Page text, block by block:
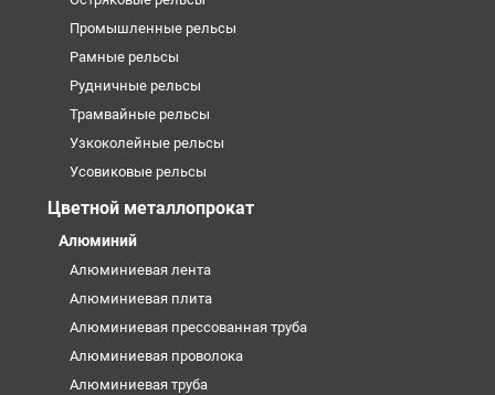
Промышленные рельсы
Рамные рельсы
Рудничные рельсы
Трамвайные рельсы
Узкоколейные рельсы
Усовиковые рельсы
Цветной металлопрокат
Алюминий
Алюминиевая лента
Алюминиевая плита
Алюминиевая прессованная труба
Алюминиевая проволока
Алюминиевая труба